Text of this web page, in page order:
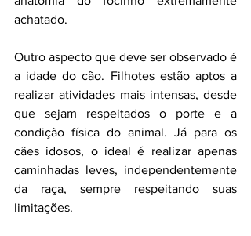
achatado.
Outro aspecto que deve ser observado é
a idade do cão. Filhotes estão aptos a
realizar atividades mais intensas, desde
que sejam respeitados o porte e a
condição física do animal. Já para os
cães idosos, o ideal é realizar apenas
caminhadas leves, independentemente
da raça, sempre respeitando suas
limitações.